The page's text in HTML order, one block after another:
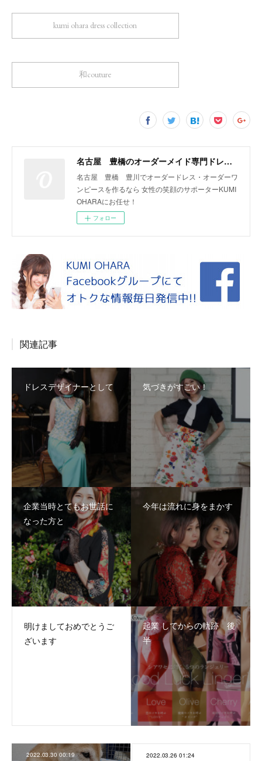
kumi ohara dress collection
和couture
名古屋 豊橋のオーダーメイド専門ドレスデザイナー KUMI OHARA
名古屋 豊橋 豊川でオーダードレス・オーダーワ
ンピースを作るなら 女性の笑顔のサポーターKUMI
OHARAにお任せ！
フォロー
関連記事
ドレスデザイナーとして 気づきがすごい！
企業当時とてもお世話に
なった方と
今年は流れに身をまかす
明けましておめでとうご
ざいます
起業 してからの軌跡 後
半
2022.03.30 00:19 2022.03.26 01:24